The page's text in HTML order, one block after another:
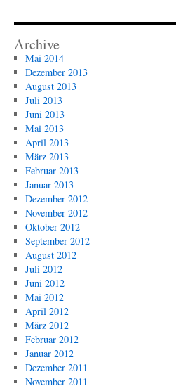
Archive
Mai 2014
Dezember 2013
August 2013
Juli 2013
Juni 2013
Mai 2013
April 2013
März 2013
Februar 2013
Januar 2013
Dezember 2012
November 2012
Oktober 2012
September 2012
August 2012
Juli 2012
Juni 2012
Mai 2012
April 2012
März 2012
Februar 2012
Januar 2012
Dezember 2011
November 2011